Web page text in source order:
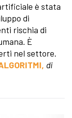
è stata
di
rischia di
È
nel settore.
di